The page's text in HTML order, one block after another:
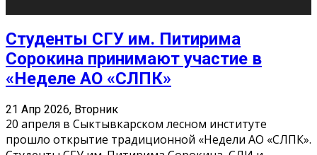
Студенты СГУ им. Питирима
Сорокина принимают участие в
«Неделе АО «СЛПК»
21 Апр 2026, Вторник
20 апреля в Сыктывкарском лесном институте
прошло открытие традиционной «Недели АО «СЛПК».